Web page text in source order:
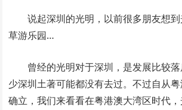
说起深圳的光明，以前很多朋友想
草游乐园…
曾经的光明对于深圳，是发展比较
少深圳土著可能都没有去过。不过自从
确立，我们来看看在粤港澳大湾区时代